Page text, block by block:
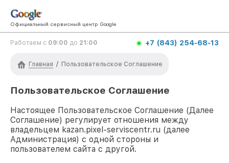
Официальный сервисный центр Google
Работаем с 09:00 до 21:00 +7 (843) 254-68-13
Главная / Пользовательское Соглашение
Пользовательское Соглашение
Настоящее Пользовательское Соглашение (Далее
Соглашение) регулирует отношения между
владельцем kazan.pixel-serviscentr.ru (далее
Администрация) с одной стороны и
пользователем сайта с другой.